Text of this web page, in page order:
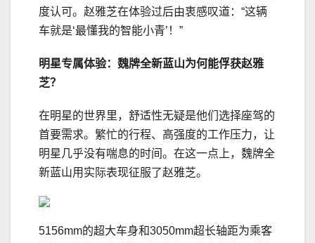
度认可。赵雅芝在体验过后由衷感叹道：“这辆
车就是‘最懂我的智能小青’！”
明星专属体验： 魏牌全新蓝山为何能俘获赵雅
芝？
在明星的世界里，舒适性无疑是他们选择座驾的
首要需求。繁忙的行程、高强度的工作压力，让
明星几乎没有喘息的时间。在这一点上，魏牌全
新蓝山用实际表现征服了赵雅芝。
5156mm的超大车身和3050mm超长轴距为乘客